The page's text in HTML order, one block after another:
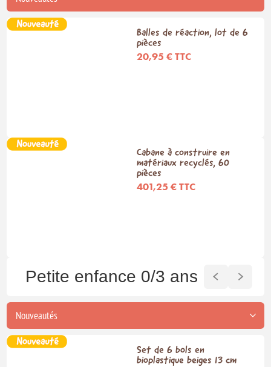
Balles de réaction, lot de 6
pièces
20,95 € TTC
Cabane à construire en
matériaux recyclés, 60
pièces
401,25 € TTC
Petite enfance 0/3 ans
Set de 6 bols en
bioplastique beiges 13 cm